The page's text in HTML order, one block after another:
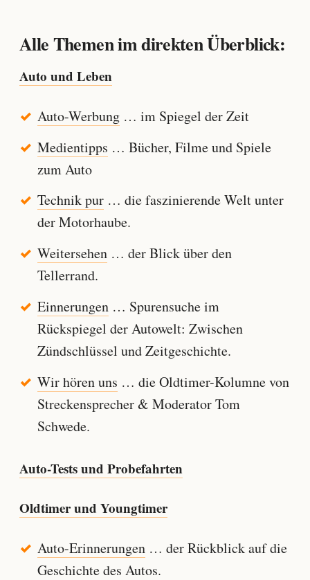
Alle Themen im direkten Überblick:
Auto und Leben
Auto-Werbung… im Spiegel der Zeit
Medientipps … Bücher, Filme und Spiele
zum Auto
Technik pur… die faszinierende Welt unter
der Motorhaube.
Weitersehen… der Blick über den
Tellerrand.
Einnerungen… Spurensuche im
Rückspiegel der Autowelt: Zwischen
Zündschlüssel und Zeitgeschichte.
Wir hören uns … die Oldtimer-Kolumne von
Streckensprecher & Moderator Tom
Schwede.
Auto-Tests und Probefahrten
Oldtimer und Youngtimer
Auto-Erinnerungen… der Rückblick auf die
Geschichte des Autos.